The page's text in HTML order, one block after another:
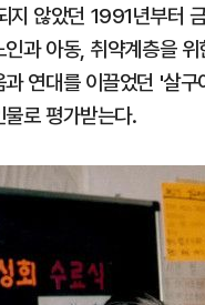
않았던 1991년부터
과 아동, 취약계층을
연대를 이끌었던 '살
로 평가받는다.